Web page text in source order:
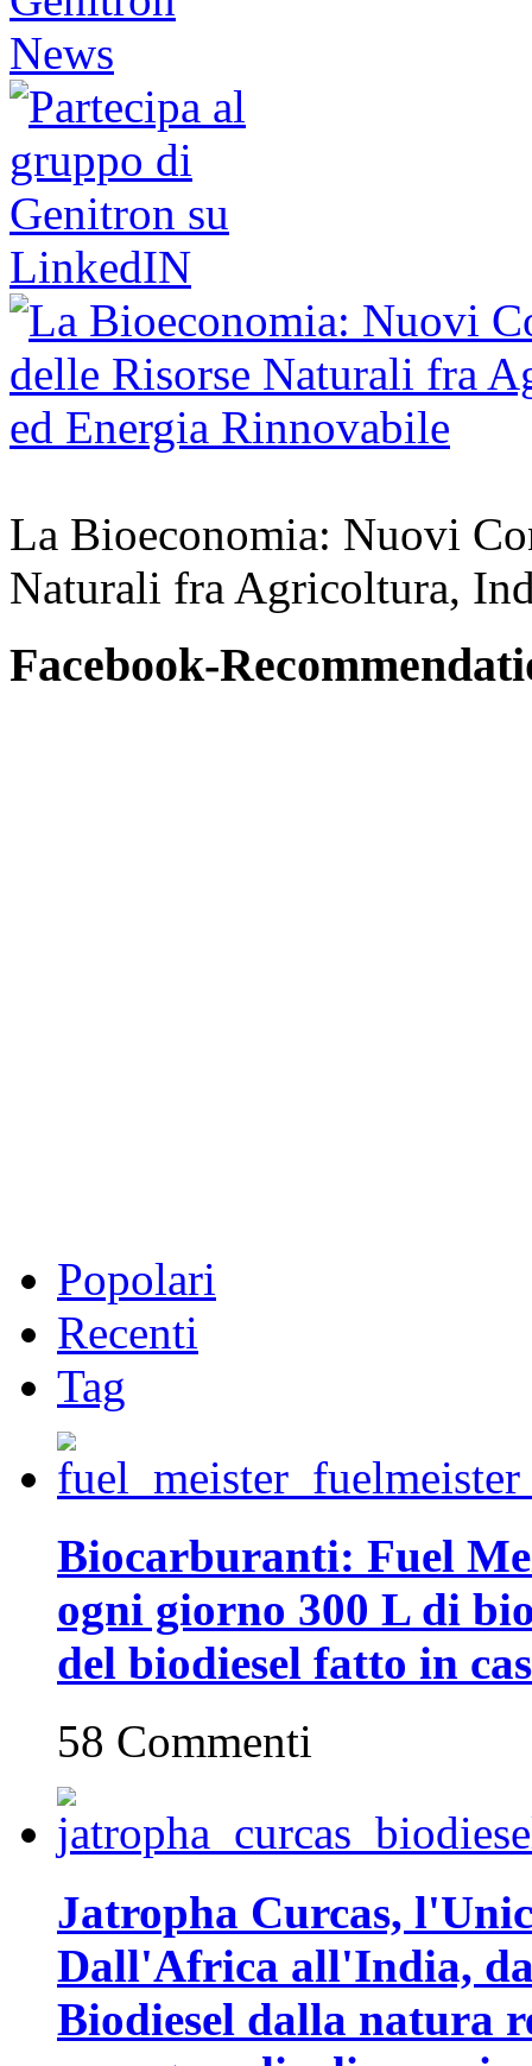
La Bioeconomia: Nuovi
Naturali fra Agricoltura,
Facebook-
Popolari
Recenti
Tag
Biocarburanti: Fuel
ogni giorno 300 L di
del biodiesel fatto in
58 Commenti
Jatropha Curcas,
Dall'Africa all'India,
Biodiesel dalla natura